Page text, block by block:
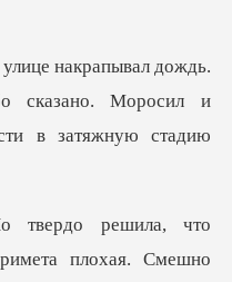
.
сказано. Моросил и